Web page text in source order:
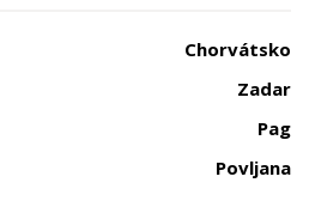
Chorvátsko
Zadar
Pag
Povljana